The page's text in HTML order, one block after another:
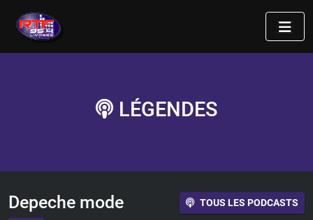
LÉGENDES
Depeche mode TOUS LES PODCASTS